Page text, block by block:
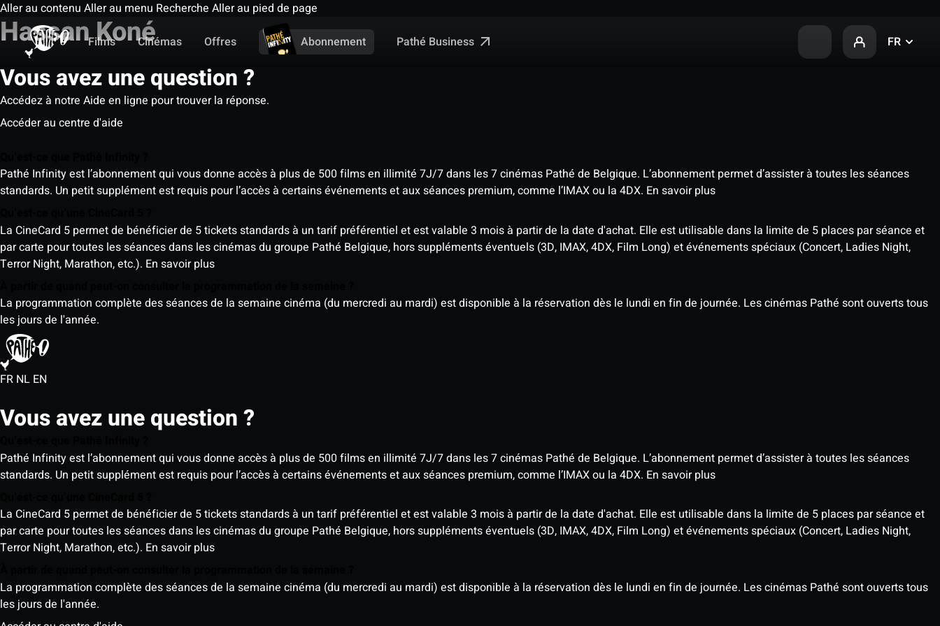
Aller au contenu Aller au menu Recherche Aller au pied de page
Films
Cinémas Offres Abonnement Pathé Business FR
Hassan Koné
Vous avez une question ?
Accédez à notre Aide en ligne pour trouver la réponse.
Accéder au centre d'aide
Pathé Infinity est l’abonnement qui vous donne accès à plus de 500 films en illimité 7J/7 dans les 7 cinémas Pathé de Belgique. L’abonnement permet d’assister à toutes les séances
standards. Un petit supplément est requis pour l’accès à certains événements et aux séances premium, comme l’IMAX ou la 4DX. En savoir plus
La CineCard 5 permet de bénéficier de 5 tickets standards à un tarif préférentiel et est valable 3 mois à partir de la date d'achat. Elle est utilisable dans la limite de 5 places par séance et
par carte pour toutes les séances dans les cinémas du groupe Pathé Belgique, hors suppléments éventuels (3D, IMAX, 4DX, Film Long) et événements spéciaux (Concert, Ladies Night,
Terror Night, Marathon, etc.). En savoir plus
La programmation complète des séances de la semaine cinéma (du mercredi au mardi) est disponible à la réservation dès le lundi en fin de journée. Les cinémas Pathé sont ouverts tous
les jours de l'année.
FR NL EN
Vous avez une question ?
Pathé Infinity est l’abonnement qui vous donne accès à plus de 500 films en illimité 7J/7 dans les 7 cinémas Pathé de Belgique. L’abonnement permet d’assister à toutes les séances
standards. Un petit supplément est requis pour l’accès à certains événements et aux séances premium, comme l’IMAX ou la 4DX. En savoir plus
La CineCard 5 permet de bénéficier de 5 tickets standards à un tarif préférentiel et est valable 3 mois à partir de la date d'achat. Elle est utilisable dans la limite de 5 places par séance et
par carte pour toutes les séances dans les cinémas du groupe Pathé Belgique, hors suppléments éventuels (3D, IMAX, 4DX, Film Long) et événements spéciaux (Concert, Ladies Night,
Terror Night, Marathon, etc.). En savoir plus
La programmation complète des séances de la semaine cinéma (du mercredi au mardi) est disponible à la réservation dès le lundi en fin de journée. Les cinémas Pathé sont ouverts tous
les jours de l'année.